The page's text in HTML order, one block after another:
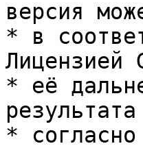
версия
* в
Лицензией
* её
* согласно